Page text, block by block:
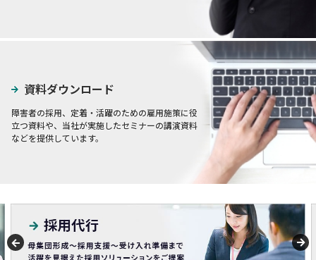
資料ダウンロード
障害者の採用、定着・活躍のための雇用施策に役
立つ資料や、当社が実施したセミナーの講演資料
などを提供しています。